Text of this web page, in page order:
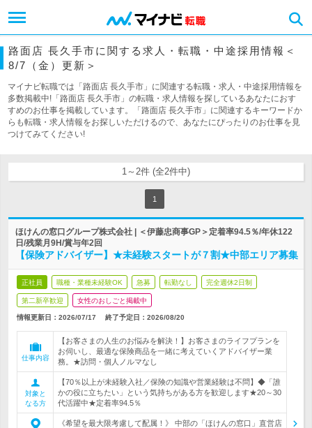
路面店 長久手市に関する求人・転職・中途採用情報＜
8/7（金）更新＞
マイナビ転職では「路面店 長久手市」に関連する転職・求人・中途採用情報を
多数掲載中!「路面店 長久手市」の転職・求人情報を探しているあなたにおす
すめのお仕事を掲載しています。「路面店 長久手市」に関連するキーワードか
らも転職・求人情報をお探しいただけるので、あなたにぴったりのお仕事を見
つけてみてください!
1～2件 (全2件中)
1
ほけんの窓口グループ株式会社 | ＜伊藤忠商事GP＞定着率94.5％/年休122
日/残業月9H/賞与年2回
【保険アドバイザー】★未経験スタートが７割★中部エリア募集
正社員 職種・業種未経験OK 急募 転勤なし 完全週休2日制
第二新卒歓迎 女性のおしごと掲載中
情報更新日：2026/07/17 終了予定日： 2026/08/20
仕事内容
【お客さまの人生のお悩みを解決！】お客さまのライフプランを
お伺いし、最適な保険商品を一緒に考えていくアドバイザー業
務。★訪問・個人ノルマなし
対象と
なる方
【70％以上が未経験入社／保険の知識や営業経験は不問】◆「誰
かの役に立ちたい」という気持ちがある方を歓迎します★20～30
代活躍中★定着率94.5％
《希望を最大限考慮して配属！》 中部の「ほけんの窓口」直営店